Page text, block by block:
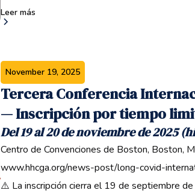
Leer más
November 19, 2025
Tercera Conferencia
— Inscripción por tiempo
Del 19 al 20 de noviembre de 2025
Centro de Convenciones de Boston, Boston,
www.hhcga.org/news-post/long-covid-
⚠️ La inscripción cierra el 19 de septiembre